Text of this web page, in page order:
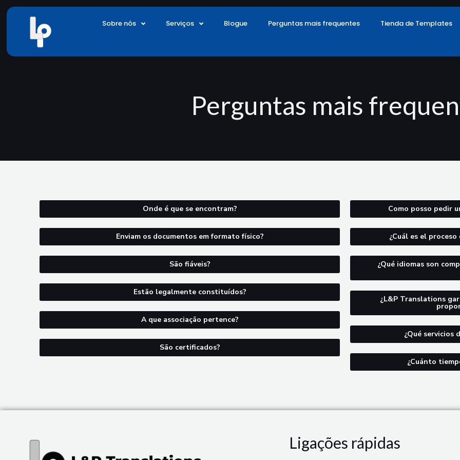
Saltar
Sobre nós Serviços Blogue Perguntas mais frequentes Tienda de Templates
Perguntas mais
Onde é que se encontram?
Enviam os documentos em formato físico?
São fiáveis?
Estão legalmente constituídos?
A que associação pertence?
São certificados?
Como posso pedir
¿Cuál es el
¿Qué idiomas son
¿L&P Translations
¿Qué servicios
¿Cuánto
Ligações rápidas